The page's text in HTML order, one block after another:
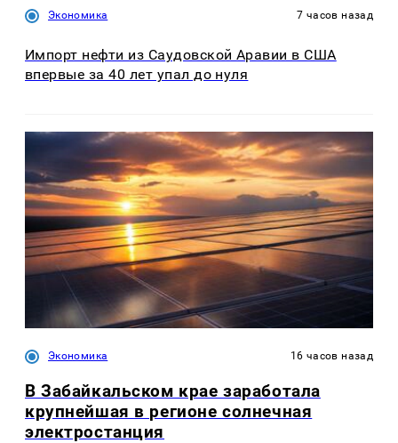
Экономика 7 часов назад
Импорт нефти из Саудовской Аравии в США
впервые за 40 лет упал до нуля
Экономика 16 часов назад
В Забайкальском крае заработала
крупнейшая в регионе солнечная
электростанция